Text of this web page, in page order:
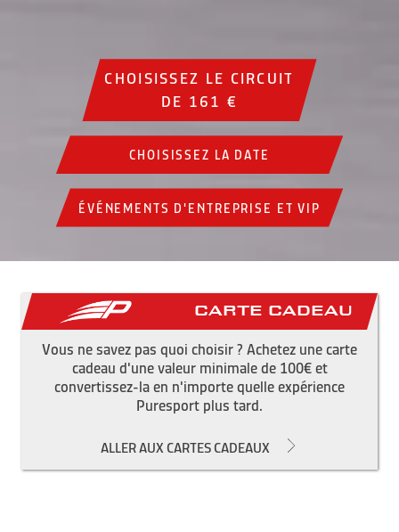
CHOISISSEZ LE CIRCUIT
DE 161 €
CHOISISSEZ LA DATE
ÉVÉNEMENTS D'ENTREPRISE ET VIP
Carte cadeau
Vous ne savez pas quoi choisir ? Achetez une carte
cadeau d'une valeur minimale de 100€ et
convertissez-la en n'importe quelle expérience
Puresport plus tard.
ALLER AUX CARTES CADEAUX